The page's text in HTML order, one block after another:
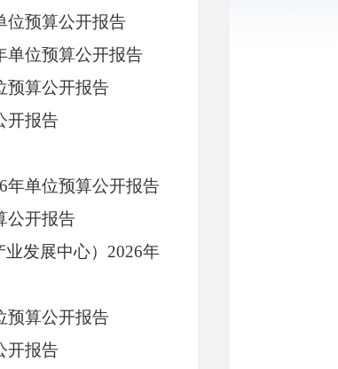
位预算公开报告
单位预算公开报告
预算公开报告
开报告
年单位预算公开报告
公开报告
发展中心）2026年
预算公开报告
开报告